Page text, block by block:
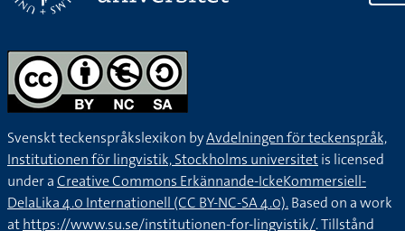
Svenskt teckenspråkslexikon byAvdelningen för teckenspråk,
Institutionen för lingvistik, Stockholms universitetis licensed
under aCreative Commons Erkännande-IckeKommersiell-
DelaLika 4.0 Internationell (CC BY-NC-SA 4.0).Based on a work
athttps://www.su.se/institutionen-for-lingvistik/. Tillstånd